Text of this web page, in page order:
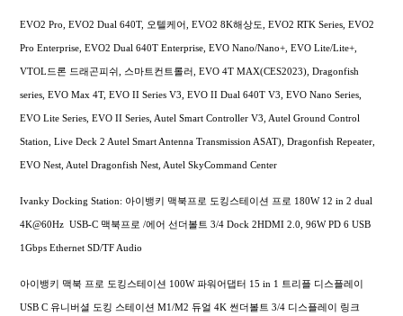
EVO2 Pro, EVO2 Dual 640T, 오텔케어, EVO2 8K해상도, EVO2 RTK Series, EVO2
Pro Enterprise, EVO2 Dual 640T Enterprise, EVO Nano/Nano+, EVO Lite/Lite+,
VTOL드론 드래곤피쉬, 스마트컨트롤러, EVO 4T MAX(CES2023), Dragonfish
series, EVO Max 4T, EVO II Series V3, EVO II Dual 640T V3, EVO Nano Series,
EVO Lite Series, EVO II Series, Autel Smart Controller V3, Autel Ground Control
Station, Live Deck 2 Autel Smart Antenna Transmission ASAT), Dragonfish Repeater,
EVO Nest, Autel Dragonfish Nest, Autel SkyCommand Center
Ivanky Docking Station: 아이뱅키 맥북프로 도킹스테이션 프로 180W 12 in 2 dual
4K@60Hz USB-C 맥북프로 /에어 선더볼트 3/4 Dock 2HDMI 2.0, 96W PD 6 USB
1Gbps Ethernet SD/TF Audio
아이뱅키 맥북 프로 도킹스테이션 100W 파워어댑터 15 in 1 트리플 디스플레이
USB C 유니버셜 도킹 스테이션 M1/M2 듀얼 4K 썬더볼트 3/4 디스플레이 링크